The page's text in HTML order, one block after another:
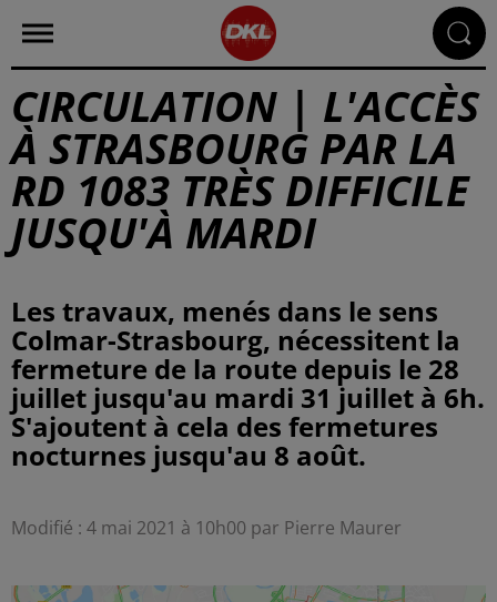
CIRCULATION | L'ACCÈS
À STRASBOURG PAR LA
RD 1083 TRÈS DIFFICILE
JUSQU'À MARDI
Les travaux, menés dans le sens
Colmar-Strasbourg, nécessitent la
fermeture de la route depuis le 28
juillet jusqu'au mardi 31 juillet à 6h.
S'ajoutent à cela des fermetures
nocturnes jusqu'au 8 août.
Modifié : 4 mai 2021 à 10h00 par Pierre Maurer